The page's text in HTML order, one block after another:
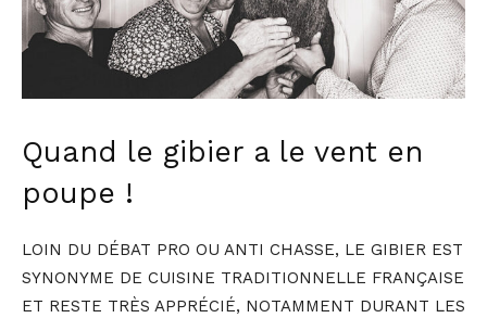
Quand le gibier a le vent en
poupe !
LOIN DU DÉBAT PRO OU ANTI CHASSE, LE GIBIER EST
SYNONYME DE CUISINE TRADITIONNELLE FRANÇAISE
ET RESTE TRÈS APPRÉCIÉ, NOTAMMENT DURANT LES